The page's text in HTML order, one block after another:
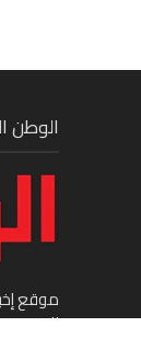
الوطن
موقع
الجديد